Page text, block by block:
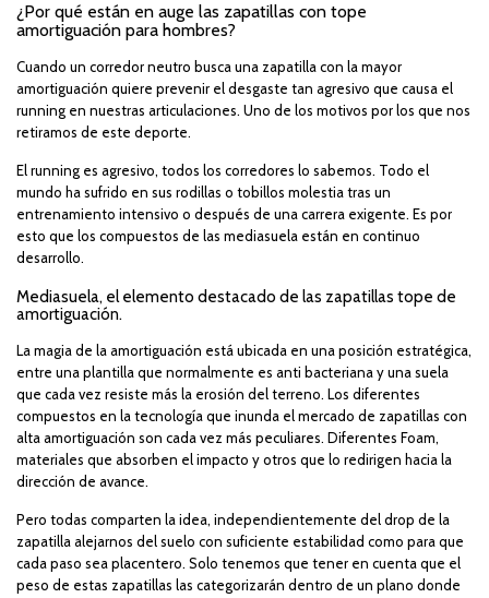
¿Por qué están en auge las zapatillas con tope
amortiguación para hombres?
Cuando un corredor neutro busca una zapatilla con la mayor
amortiguación quiere prevenir el desgaste tan agresivo que causa el
running en nuestras articulaciones. Uno de los motivos por los que nos
retiramos de este deporte.
El running es agresivo, todos los corredores lo sabemos. Todo el
mundo ha sufrido en sus rodillas o tobillos molestia tras un
entrenamiento intensivo o después de una carrera exigente. Es por
esto que los compuestos de las mediasuela están en continuo
desarrollo.
Mediasuela, el elemento destacado de las zapatillas tope de
amortiguación.
La magia de la amortiguación está ubicada en una posición estratégica,
entre una plantilla que normalmente es anti bacteriana y una suela
que cada vez resiste más la erosión del terreno. Los diferentes
compuestos en la tecnología que inunda el mercado de zapatillas con
alta amortiguación son cada vez más peculiares. Diferentes Foam,
materiales que absorben el impacto y otros que lo redirigen hacia la
dirección de avance.
Pero todas comparten la idea, independientemente del drop de la
zapatilla alejarnos del suelo con suficiente estabilidad como para que
cada paso sea placentero. Solo tenemos que tener en cuenta que el
peso de estas zapatillas las categorizarán dentro de un plano donde